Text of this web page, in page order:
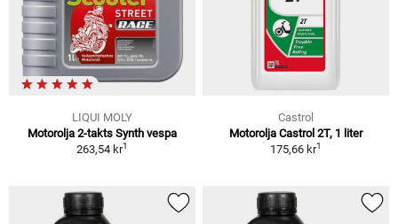
LIQUI MOLY
Motorolja 2-takts Synth vespa
263,54 kr1
Castrol
Motorolja Castrol 2T, 1 liter
175,66 kr1